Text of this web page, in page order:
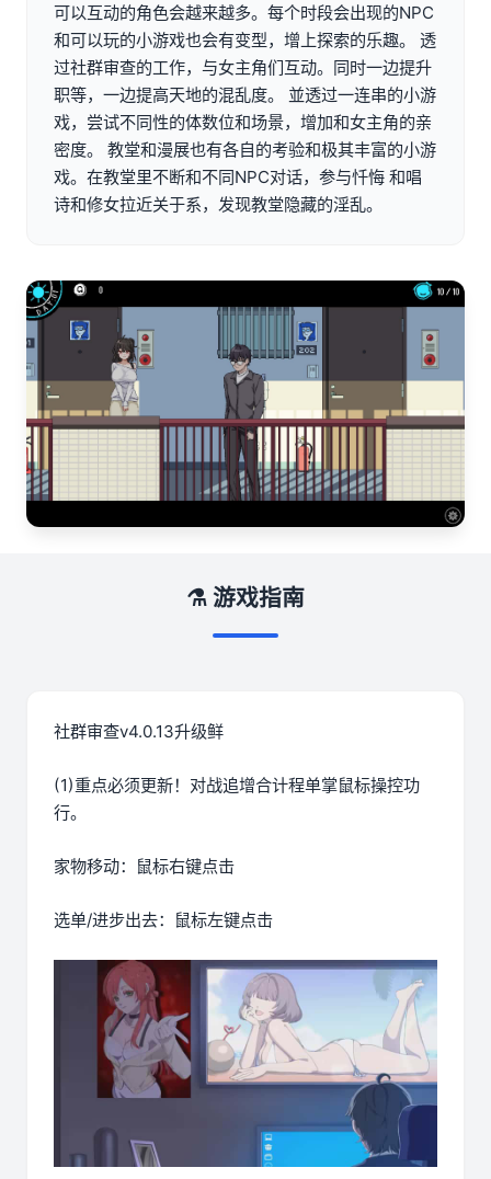
可以互动的角色会越来越多。每个时段会出现的NPC
和可以玩的小游戏也会有变型，增上探索的乐趣。 透
过社群审查的工作，与女主角们互动。同时一边提升
职等，一边提高天地的混乱度。 並透过一连串的小游
戏，尝试不同性的体数位和场景，增加和女主角的亲
密度。 教堂和漫展也有各自的考验和极其丰富的小游
戏。在教堂里不断和不同NPC对话，参与忏悔 和唱
诗和修女拉近关于系，发现教堂隐藏的淫乱。
⚗️ 游戏指南
社群审查v4.0.13升级鲜
(1)重点必须更新！对战追增合计程单掌鼠标操控功
行。
家物移动：鼠标右键点击
选单/进步出去：鼠标左键点击